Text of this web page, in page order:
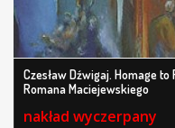
Czesław Dźwigaj. Homage to
Romana Maciejewskiego
nakład wyczerpany